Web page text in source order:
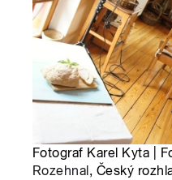
Fotograf Karel Kyta |
Rozehnal , Český